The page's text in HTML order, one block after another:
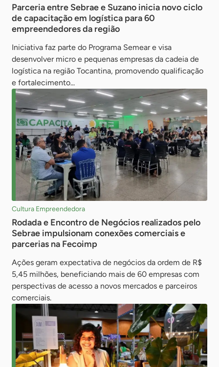
Parceria entre Sebrae e Suzano inicia novo ciclo
de capacitação em logística para 60
empreendedores da região
Iniciativa faz parte do Programa Semear e visa
desenvolver micro e pequenas empresas da cadeia de
logística na região Tocantina, promovendo qualificação
e fortalecimento...
Cultura Empreendedora
Rodada e Encontro de Negócios realizados pelo
Sebrae impulsionam conexões comerciais e
parcerias na Fecoimp
Ações geram expectativa de negócios da ordem de R$
5,45 milhões, beneficiando mais de 60 empresas com
perspectivas de acesso a novos mercados e parceiros
comerciais.